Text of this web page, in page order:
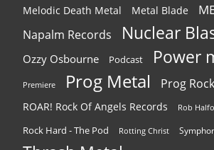
Melodic Death Metal Metal Blade
Napalm Records Nuclear
Ozzy Osbourne Podcast Power
Premiere Prog Metal Prog Rock
ROAR! Rock Of Angels Records Rob
Rock Hard - The Pod Rotting Christ